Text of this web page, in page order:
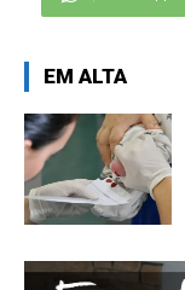
EM ALTA